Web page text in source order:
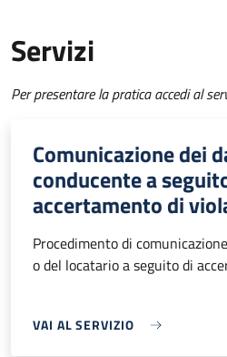
Servizi
Per presentare la pratica accedi al
Comunicazione dei
conducente a
accertamento di
Procedimento di
o del locatario a seguito di
VAI AL SERVIZIO